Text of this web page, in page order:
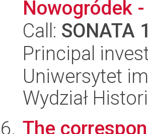
Nowogródek
Call: SONATA
Principal
Uniwersytet
Wydział
The